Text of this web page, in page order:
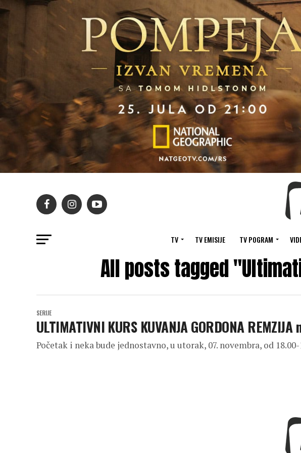
TV TV EMISIJE TV POGRAM
All posts tagged
SERIJE
ULTIMATIVNI KURS KUVANJA GORDONA
Početak i neka bude jednostavno, u utorak, 07. novembra, od 18.00-